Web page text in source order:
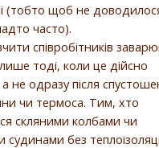
(тобто щоб не
часто).
співробітників
лише тоді, коли це дійсно
не одразу після
чи термоса. Тим, хто
скляними колбами чи
без